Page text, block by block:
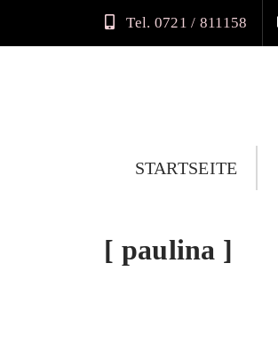
Praxis
Team
Tel. 0721 / 811158
STARTSEITE
paulina